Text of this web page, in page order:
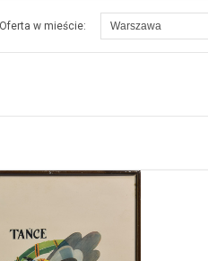
Oferta w mieście: